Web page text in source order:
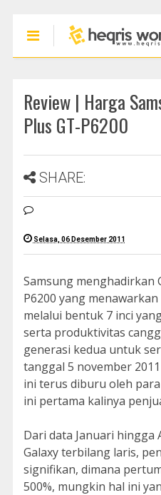
Review | Harga
Plus GT-P6200
SHARE:
Selasa, 06 Desember 2011
Samsung menghadirkan
P6200 yang
melalui bentuk 7 inci
serta produktivitas
generasi kedua untuk
tanggal 5 november
ini terus diburu oleh
ini pertama kalinya
Dari data Januari hingga
Galaxy terbilang laris,
signifikan, dimana
500%, mungkin hal ini